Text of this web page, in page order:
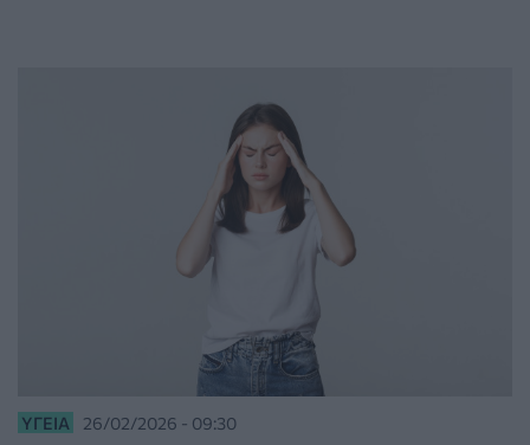
ΥΓΕΊΑ 26/02/2026 - 09:30